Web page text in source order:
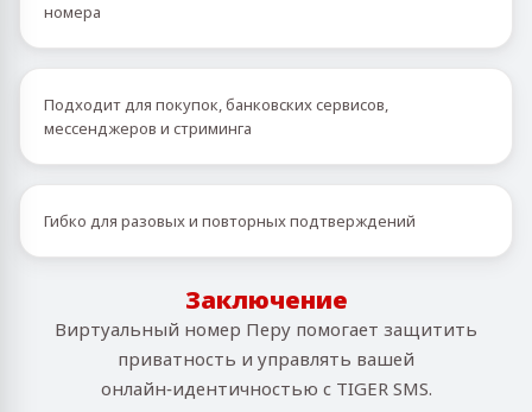
номера
Подходит для покупок, банковских сервисов,
мессенджеров и стриминга
Гибко для разовых и повторных подтверждений
Заключение
Виртуальный номер Перу помогает защитить
приватность и управлять вашей
онлайн‑идентичностью с TIGER SMS.